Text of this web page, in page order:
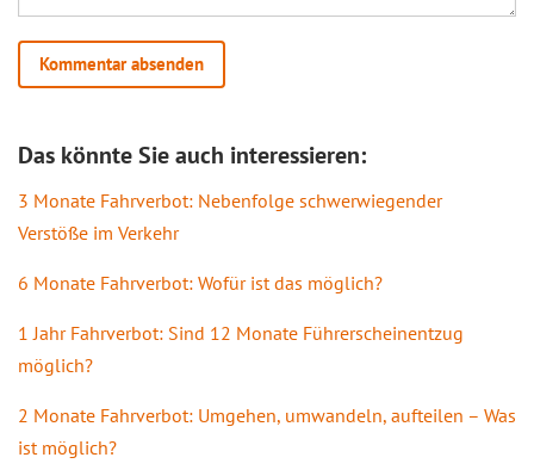
Das könnte Sie auch interessieren:
3 Monate Fahrverbot: Nebenfolge schwerwiegender
Verstöße im Verkehr
6 Monate Fahrverbot: Wofür ist das möglich?
1 Jahr Fahrverbot: Sind 12 Monate Führerscheinentzug
möglich?
2 Monate Fahrverbot: Umgehen, umwandeln, aufteilen – Was
ist möglich?